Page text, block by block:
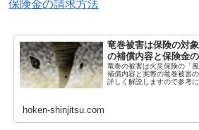
保険金の請求方法
竜巻被害は保険の対
の補償内容と保険金
竜巻の被害は火災保険の「
補償内容と実際の竜巻被害
詳しく解説しますので参考に
hoken-shinjitsu.com